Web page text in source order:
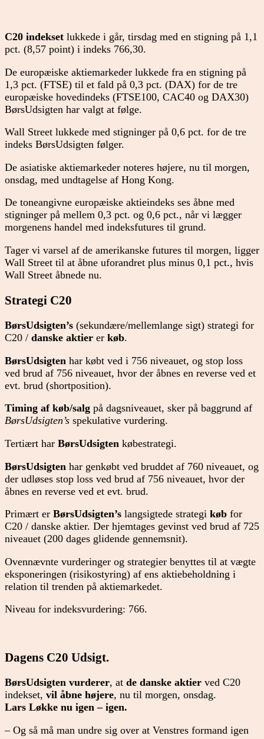
C20 indekset lukkede i går, tirsdag med en stigning på 1,1
pct. (8,57 point) i indeks 766,30.
De europæiske aktiemarkeder lukkede fra en stigning på
1,3 pct. (FTSE) til et fald på 0,3 pct. (DAX) for de tre
europæiske hovedindeks (FTSE100, CAC40 og DAX30)
BørsUdsigten har valgt at følge.
Wall Street lukkede med stigninger på 0,6 pct. for de tre
indeks BørsUdsigten følger.
De asiatiske aktiemarkeder noteres højere, nu til morgen,
onsdag, med undtagelse af Hong Kong.
De toneangivne europæiske aktieindeks ses åbne med
stigninger på mellem 0,3 pct. og 0,6 pct., når vi lægger
morgenens handel med indeksfutures til grund.
Tager vi varsel af de amerikanske futures til morgen, ligger
Wall Street til at åbne uforandret plus minus 0,1 pct., hvis
Wall Street åbnede nu.
Strategi C20
BørsUdsigten’s (sekundære/mellemlange sigt) strategi for
C20 / danske aktier er køb.
BørsUdsigten har købt ved i 756 niveauet, og stop loss
ved brud af 756 niveauet, hvor der åbnes en reverse ved et
evt. brud (shortposition).
Timing af køb/salg på dagsniveauet, sker på baggrund af
BørsUdsigten’s spekulative vurdering.
Tertiært har BørsUdsigten købestrategi.
BørsUdsigten har genkøbt ved bruddet af 760 niveauet, og
der udløses stop loss ved brud af 756 niveauet, hvor der
åbnes en reverse ved et evt. brud.
Primært er BørsUdsigten’s langsigtede strategi køb for
C20 / danske aktier. Der hjemtages gevinst ved brud af 725
niveauet (200 dages glidende gennemsnit).
Ovennævnte vurderinger og strategier benyttes til at vægte
eksponeringen (risikostyring) af ens aktiebeholdning i
relation til trenden på aktiemarkedet.
Niveau for indeksvurdering: 766.
Dagens C20 Udsigt.
BørsUdsigten vurderer, at de danske aktier ved C20
indekset, vil åbne højere, nu til morgen, onsdag.
Lars Løkke nu igen – igen.
– Og så må man undre sig over at Venstres formand igen